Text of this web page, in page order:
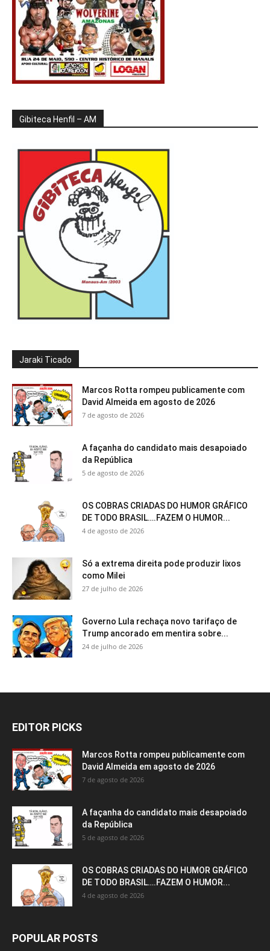
Gibiteca Henfil – AM
Jaraki Ticado
Marcos Rotta rompeu publicamente com
David Almeida em agosto de 2026
7 de agosto de 2026
A façanha do candidato mais desapoiado
da República
5 de agosto de 2026
OS COBRAS CRIADAS DO HUMOR GRÁFICO
DE TODO BRASIL….FAZEM O HUMOR...
4 de agosto de 2026
Só a extrema direita pode produzir lixos
como Milei
27 de julho de 2026
Governo Lula rechaça novo tarifaço de
Trump ancorado em mentira sobre...
24 de julho de 2026
EDITOR PICKS
Marcos Rotta rompeu publicamente com
David Almeida em agosto de 2026
7 de agosto de 2026
A façanha do candidato mais desapoiado
da República
5 de agosto de 2026
OS COBRAS CRIADAS DO HUMOR GRÁFICO
DE TODO BRASIL….FAZEM O HUMOR...
4 de agosto de 2026
POPULAR POSTS